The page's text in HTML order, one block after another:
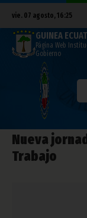
vie. 07 agosto, 16:25
GUINEA
Página Web
Gobierno
Nueva
Trabajo